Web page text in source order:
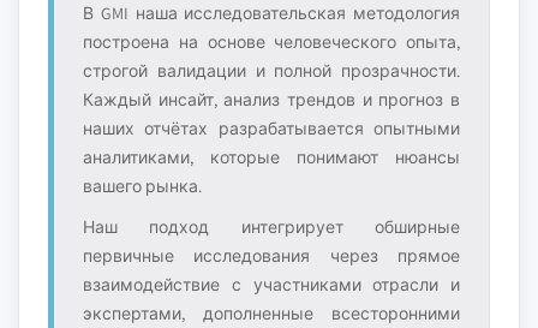
В GMI наша исследовательская методология
построена на основе человеческого опыта,
строгой валидации и полной прозрачности.
Каждый инсайт, анализ трендов и прогноз в
наших отчётах разрабатывается опытными
аналитиками, которые понимают нюансы
вашего рынка.
Наш подход интегрирует обширные
первичные исследования через прямое
взаимодействие с участниками отрасли и
экспертами, дополненные всесторонними